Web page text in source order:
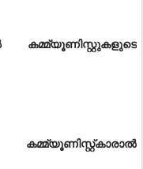
കമ്മ്യൂണിസ്റ്റുകളുടെ